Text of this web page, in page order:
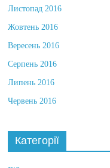
Листопад 2016
Жовтень 2016
Вересень 2016
Серпень 2016
Липень 2016
Червень 2016
Категорії